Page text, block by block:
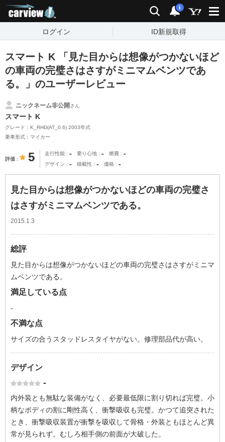
検索 通知
i
ログイン ID新規取得
スマート K 「見た目からは想像がつかないほど
の車両の完璧さはさすがミニマムベンツであ
る。」のユーザーレビュー
ニックネーム非公開さん
スマート K
グレード：K_RHD(AT_0.6) 2003年式
乗車形式：マイカー
評価 5 走行性能 - 乗り心地 - 燃費 -
デザイン - 積載性 - 価格 -
見た目からは想像がつかないほどの車両の完璧さ
はさすがミニマムベンツである。
2015.1.3
総評
見た目からは想像がつかないほどの車両の完璧さはさすがミニマ
ムベンツである。
満足している点
-
不満な点
サイズの合うスタッドレスタイヤがない。修理部品代が高い。
デザイン
-
内外装とも無駄な装備がなく、必要最低限に割り切れば完璧。小
柄なボディの割に剛性高く、衝撃吸収も完璧。かつて追突された
とき、衝撃吸収装置が衝撃を吸収して骨格・外装ともほとんど異
常が見られず。むしろ相手側の前面が大破した。